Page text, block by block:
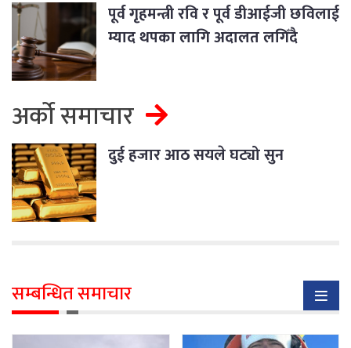
पूर्व गृहमन्त्री रवि र पूर्व डीआईजी छविलाई
म्याद थपका लागि अदालत लगिँदै
अर्को समाचार
दुई हजार आठ सयले घट्यो सुन
सम्बन्धित समाचार